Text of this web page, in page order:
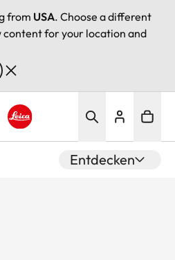
from USA. Choose a different
for your location and
Entdecken